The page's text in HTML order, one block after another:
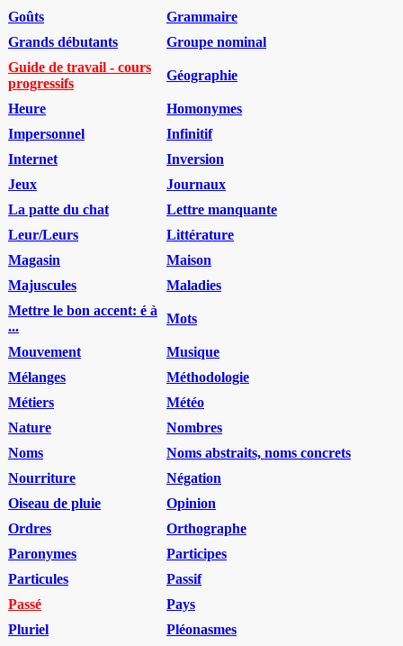
Goûts
Grammaire
Grands débutants
Groupe nominal
Guide de travail - cours
progressifs
Géographie
Heure
Homonymes
Impersonnel
Infinitif
Internet
Inversion
Jeux
Journaux
La patte du chat
Lettre manquante
Leur/Leurs
Littérature
Magasin
Maison
Majuscules
Maladies
Mettre le bon accent: é à
...
Mots
Mouvement
Musique
Mélanges
Méthodologie
Métiers
Météo
Nature
Nombres
Noms
Noms abstraits, noms concrets
Nourriture
Négation
Oiseau de pluie
Opinion
Ordres
Orthographe
Paronymes
Participes
Particules
Passif
Passé
Pays
Pluriel
Pléonasmes